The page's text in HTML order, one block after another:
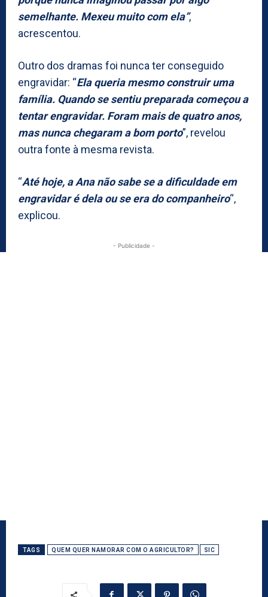
semelhante. Mexeu muito com ela”,
acrescentou.
Outro dos dramas foi nunca ter conseguido
engravidar: “Ela queria mesmo construir uma
família. Quando se sentiu preparada começou a
tentar engravidar. Foram mais de quatro anos,
mas nunca chegaram a bom porto”, revelou
outra fonte à mesma revista.
“Até hoje, a Ana não sabe se a dificuldade em
engravidar é dela ou se era do companheiro“,
explicou.
- Publicidade -
TAGS QUEM QUER NAMORAR COM O AGRICULTOR? SIC